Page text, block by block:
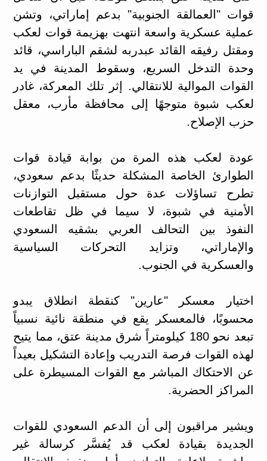
قوات "العمالقة الجنوبية" بدعم إماراتي، وتشن
عملية عسكرية واسعة انتهت بهزيمة قوات لعكب
ومقتل رفيقه القائد عبدربه لشقم الباراسي، قائد
وحدة التدخل السريع، وسقوط المدينة في يد
القوات الموالية للانتقالي. إثر تلك المعركة، غادر
لعكب شبوة متوجهًا إلى محافظة مأرب، معقل
حزب الإصلاح.
عودة لعكب هذه المرة من بوابة قيادة قوات
الطوارئ الخاصة المشكلة حديثًا بدعم سعودي،
تطرح تساؤلات عدة حول مستقبل التوازنات
الأمنية في شبوة، لا سيما في ظل تقاطعات
النفوذ بين التحالف العربي بشقيه السعودي
والإماراتي، وتزايد التحركات السياسية
والعسكرية في الجنوب.
اختيار معسكر "عارين" كنقطة انطلاق يبدو
محسوبًا، فالمعسكر يقع في منطقة نائية نسبياً
تبعد نحو 180 كيلومتراً شرق مدينة عتق، مما يتيح
لهذه القوات فرصة التدريب وإعادة التشكيل بعيداً
عن الاحتكاك المباشر مع القوات المسيطرة على
المراكز الحضرية.
ويشير مراقبون إلى أن الدعم السعودي للقوات
الجديدة بقيادة لعكب قد يُفسَّر كرسالة غير